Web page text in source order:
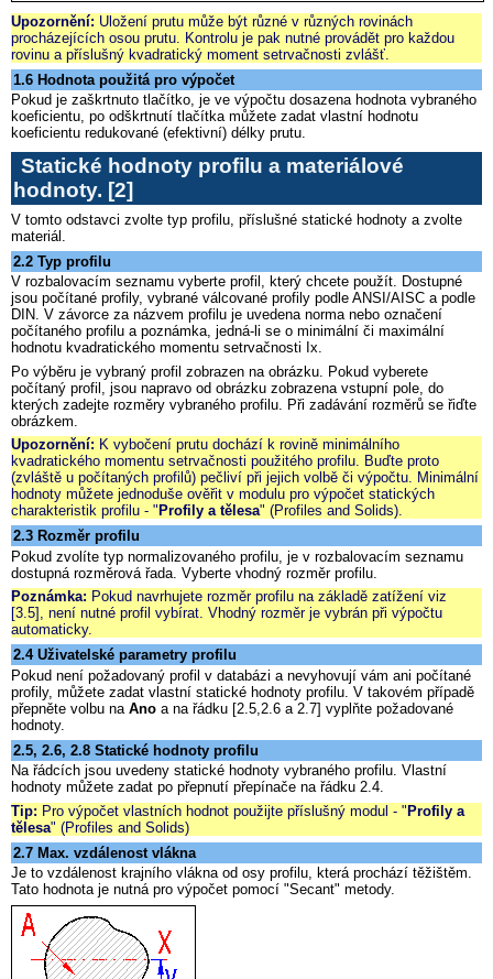
Upozornění: Uložení prutu může být různé v různých rovinách
procházejících osou prutu. Kontrolu je pak nutné provádět pro každou
rovinu a příslušný kvadratický moment setrvačnosti zvlášť.
1.6 Hodnota použitá pro výpočet
Pokud je zaškrtnuto tlačítko, je ve výpočtu dosazena hodnota vybraného
koeficientu, po odškrtnutí tlačítka můžete zadat vlastní hodnotu
koeficientu redukované (efektivní) délky prutu.
Statické hodnoty profilu a materiálové
hodnoty. [2]
V tomto odstavci zvolte typ profilu, příslušné statické hodnoty a zvolte
materiál.
2.2 Typ profilu
V rozbalovacím seznamu vyberte profil, který chcete použít. Dostupné
jsou počítané profily, vybrané válcované profily podle ANSI/AISC a podle
DIN. V závorce za názvem profilu je uvedena norma nebo označení
počítaného profilu a poznámka, jedná-li se o minimální či maximální
hodnotu kvadratického momentu setrvačnosti Ix.
Po výběru je vybraný profil zobrazen na obrázku. Pokud vyberete
počítaný profil, jsou napravo od obrázku zobrazena vstupní pole, do
kterých zadejte rozměry vybraného profilu. Při zadávání rozměrů se řiďte
obrázkem.
Upozornění: K vybočení prutu dochází k rovině minimálního
kvadratického momentu setrvačnosti použitého profilu. Buďte proto
(zvláště u počítaných profilů) pečliví při jejich volbě či výpočtu. Minimální
hodnoty můžete jednoduše ověřit v modulu pro výpočet statických
charakteristik profilu - " Profily a tělesa" (Profiles and Solids).
2.3 Rozměr profilu
Pokud zvolíte typ normalizovaného profilu, je v rozbalovacím seznamu
dostupná rozměrová řada. Vyberte vhodný rozměr profilu.
Poznámka: Pokud navrhujete rozměr profilu na základě zatížení viz
[3.5], není nutné profil vybírat. Vhodný rozměr je vybrán při výpočtu
automaticky.
2.4 Uživatelské parametry profilu
Pokud není požadovaný profil v databázi a nevyhovují vám ani počítané
profily, můžete zadat vlastní statické hodnoty profilu. V takovém případě
přepněte volbu na Ano a na řádku [2.5,2.6 a 2.7] vyplňte požadované
hodnoty.
2.5, 2.6, 2.8 Statické hodnoty profilu
Na řádcích jsou uvedeny statické hodnoty vybraného profilu. Vlastní
hodnoty můžete zadat po přepnutí přepínače na řádku 2.4.
Tip: Pro výpočet vlastních hodnot použijte příslušný modul - " Profily a
tělesa" (Profiles and Solids)
2.7 Max. vzdálenost vlákna
Je to vzdálenost krajního vlákna od osy profilu, která prochází těžištěm.
Tato hodnota je nutná pro výpočet pomocí "Secant" metody.